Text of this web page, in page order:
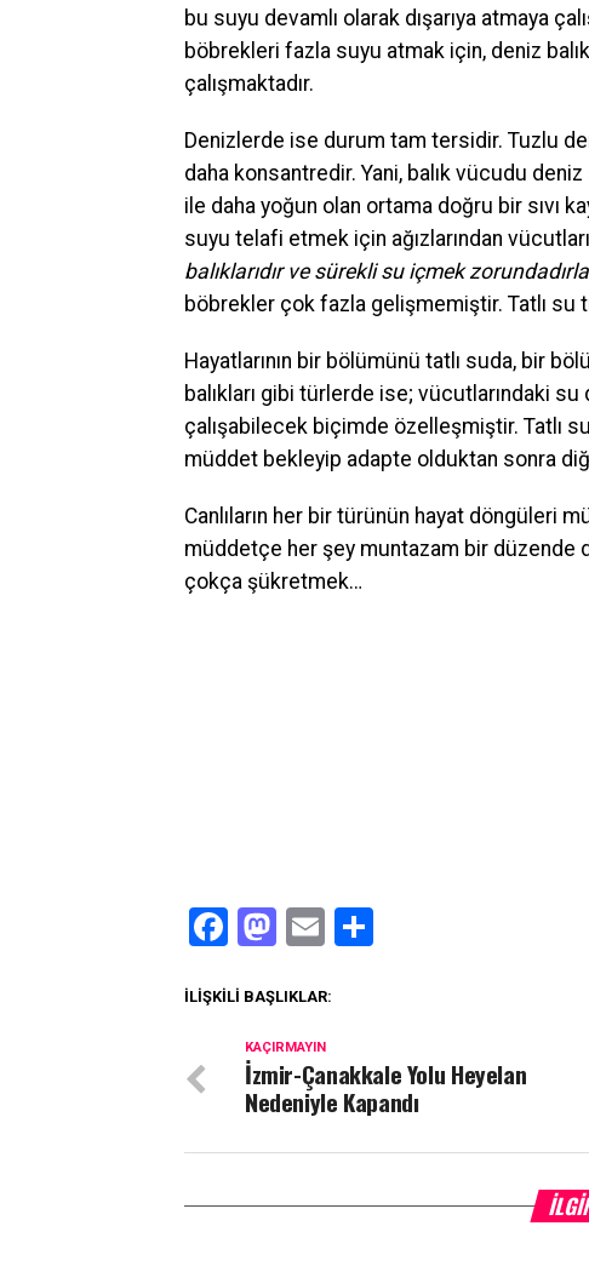
bu suyu devamlı olarak dışarıya atmaya
böbrekleri fazla suyu atmak için, deniz
çalışmaktadır.
Denizlerde ise durum tam tersidir. Tuzlu
daha konsantredir. Yani, balık vücudu
ile daha yoğun olan ortama doğru bir sıvı
suyu telafi etmek için ağızlarından
balıklarıdır ve sürekli su içmek
böbrekler çok fazla gelişmemiştir. Tatlı su
Hayatlarının bir bölümünü tatlı suda, bir
balıkları gibi türlerde ise; vücutlarındaki
çalışabilecek biçimde özelleşmiştir. Tatlı
müddet bekleyip adapte olduktan sonra
Canlıların her bir türünün hayat döngüleri
müddetçe her şey muntazam bir düzende
çokça şükretmek…
Facebook
Mastodon
Email
İLIŞKILI BAŞLIKLAR:
KAÇIRMAYIN
İzmir-Çanakkale Yolu Heyelan
Nedeniyle Kapandı